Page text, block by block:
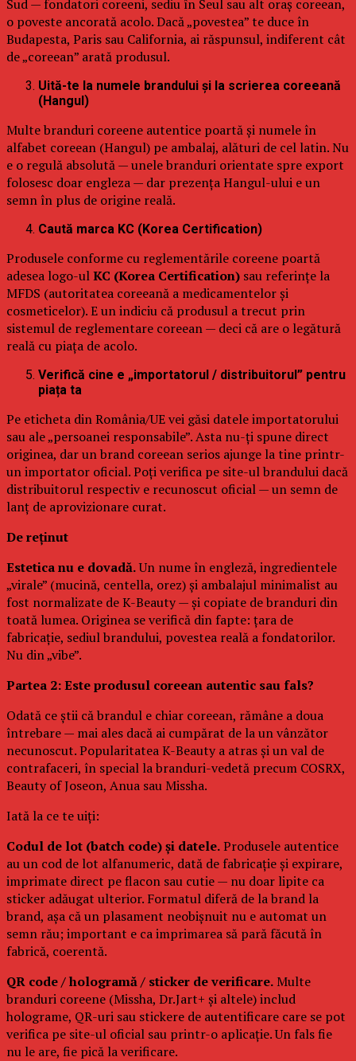
Sud — fondatori coreeni, sediu în Seul sau alt oraș coreean,
o poveste ancorată acolo. Dacă „povestea” te duce în
Budapesta, Paris sau California, ai răspunsul, indiferent cât
de „coreean” arată produsul.
Uită-te la numele brandului și la scrierea coreeană
(Hangul)
Multe branduri coreene autentice poartă și numele în
alfabet coreean (Hangul) pe ambalaj, alături de cel latin. Nu
e o regulă absolută — unele branduri orientate spre export
folosesc doar engleza — dar prezența Hangul-ului e un
semn în plus de origine reală.
Caută marca KC (Korea Certification)
Produsele conforme cu reglementările coreene poartă
adesea logo-ulKC (Korea Certification) sau referințe la
MFDS (autoritatea coreeană a medicamentelor și
cosmeticelor). E un indiciu că produsul a trecut prin
sistemul de reglementare coreean — deci că are o legătură
reală cu piața de acolo.
Verifică cine e „importatorul / distribuitorul” pentru
piața ta
Pe eticheta din România/UE vei găsi datele importatorului
sau ale „persoanei responsabile”. Asta nu-ți spune direct
originea, dar un brand coreean serios ajunge la tine printr-
un importator oficial. Poți verifica pe site-ul brandului dacă
distribuitorul respectiv e recunoscut oficial — un semn de
lanț de aprovizionare curat.
De reținut
Estetica nu e dovadă.Un nume în engleză, ingredientele
„virale” (mucină, centella, orez) și ambalajul minimalist au
fost normalizate de K-Beauty — și copiate de branduri din
toată lumea. Originea se verifică din fapte: țara de
fabricație, sediul brandului, povestea reală a fondatorilor.
Nu din „vibe”.
Partea 2: Este produsul coreean autentic sau fals?
Odată ce știi că brandul e chiar coreean, rămâne a doua
întrebare — mai ales dacă ai cumpărat de la un vânzător
necunoscut. Popularitatea K-Beauty a atras și un val de
contrafaceri, în special la branduri-vedetă precum COSRX,
Beauty of Joseon, Anua sau Missha.
Iată la ce te uiți:
Codul de lot (batch code) și datele.Produsele autentice
au un cod de lot alfanumeric, dată de fabricație și expirare,
imprimate direct pe flacon sau cutie — nu doar lipite ca
sticker adăugat ulterior. Formatul diferă de la brand la
brand, așa că un plasament neobișnuit nu e automat un
semn rău; important e ca imprimarea să pară făcută în
fabrică, coerentă.
QR code / hologramă / sticker de verificare.Multe
branduri coreene (Missha, Dr.Jart+ și altele) includ
holograme, QR-uri sau stickere de autentificare care se pot
verifica pe site-ul oficial sau printr-o aplicație. Un fals fie
nu le are, fie pică la verificare.